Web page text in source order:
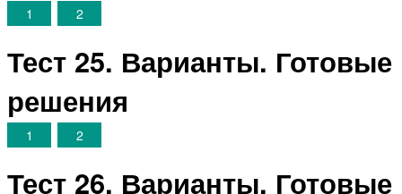
1 2
Тест 25. Варианты. Готовые
решения
1 2
Тест 26. Варианты. Готовые